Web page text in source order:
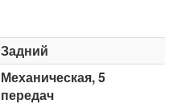
Задний
Механическая, 5
передач